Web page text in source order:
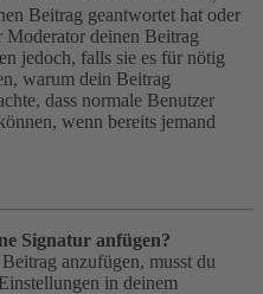
Beitrag geantwortet hat oder
deinen Beitrag
jedoch, falls sie es für nötig
warum dein Beitrag
dass normale Benutzer
wenn bereits jemand
Signatur anfügen?
anzufügen, musst du
in deinem